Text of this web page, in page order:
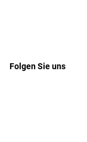
Folgen Sie uns